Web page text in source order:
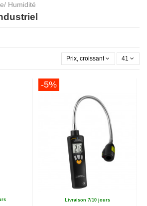
Humidité
Prix, croissant 41
-5%
Livraison 7/10 jours